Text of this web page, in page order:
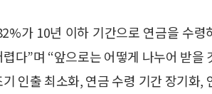
가 10년 이하 기간으로 연금을 수
다”며 “앞으로는 어떻게 나누어 받을
인출 최소화, 연금 수령 기간 장기화,